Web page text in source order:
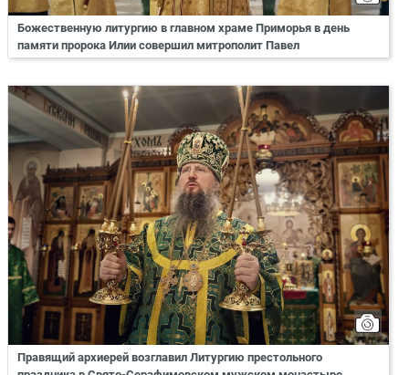
Божественную литургию в главном храме Приморья в день
памяти пророка Илии совершил митрополит Павел
Правящий архиерей возглавил Литургию престольного